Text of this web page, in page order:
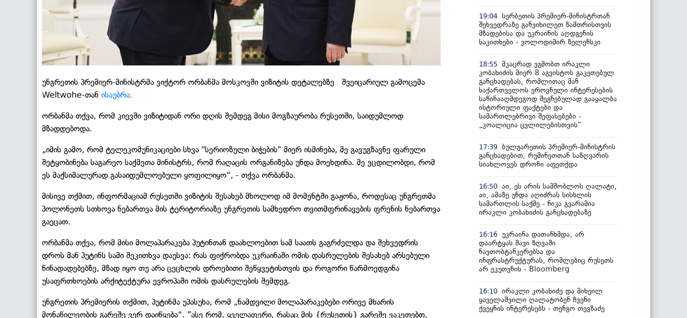
უნგრეთის პრემიერ-მინისტრმა ვიქტორ ორბანმა მოსკოვში ვიზიტის დეტალებზე შვეიცარიულ გამოცემა
Weltwohe-თან ისაუბრა.
ორბანმა თქვა, რომ კიევში ვიზიტიდან ორი დღის შემდეგ მისი მოგზაურობა რუსეთში, საიდუმლოდ
მზადდებოდა.
„იმის გამო, რომ ტელეკომუნიკაციები სხვა "სერიოზული ბიჭების" მიერ ისმინება, მე გავუგზავნე ფარული
შეტყობინება საგარეო საქმეთა მინისტრს, რომ რაღაცის ორგანიზება უნდა მოეხდინა. მე ვცდილობდი, რომ
ეს მაქსიმალურად გასაიდუმლოებული ყოფილიყო“, - თქვა ორბანმა.
მისივე თქმით, ინფორმაციამ რუსეთში ვიზიტის შესახებ მხოლოდ იმ მომენტში გაჟონა, როდესაც უნგრეთმა
პოლონეთს სთხოვა ნებართვა მის ტერიტორიაზე უნგრეთის სამხედრო თვითმფრინავების ფრენის ნებართვა
გაეცათ.
ორბანმა თქვა, რომ მისი მოლაპარაკება პუტინთან დაახლოებით სამ საათს გაგრძელდა და შეხვედრის
დროს მან პუტინს სამი შეკითხვა დაუსვა: რას ფიქრობდა უკრაინაში ომის დასრულების შესახებ არსებული
წინადადებებზე, მზად იყო თუ არა ცეცხლის დროებითი შეწყვეტისთვის და როგორი წარმოედგინა
უსაფრთხოების არქიტექტურა ევროპაში ომის დასრულების შემდეგ.
უნგრეთის პრემიერის თქმით, პუტინმა უპასუხა, რომ „ნამდვილი მოლაპარაკებები ორივე მხარის
მონაწილეობის გარეშე ვერ დაიწყება“. ”ასე რომ, ყველაფერი, რასაც მის {რუსეთის} გარეშე ვაკეთებთ,
19:04 სერბეთის პრემიერ-მინისტრთან
შეხვედრაზე განვიხილეთ ზამთრისთვის
მზადებისა და უკრაინის აღდგენის
საკითხები - ვოლოდიმირ ზელენსკი
18:55 მკაცრად ვგმობთ ირაკლი
კობახიძის მიერ 8 აგვისტოს გაკეთებულ
განცხადებას, რომლითაც მან
საქართველოს ეროვნული ინტერესების
საწინააღმდეგოდ შეგნებულად გააყალბა
ისტორიული ფაქტები და
სამართლებრივი შეფასებები -
„კოალიცია ცვლილებისთვის“
17:39 ბულგარეთის პრემიერ-მინისტრის
განცხადებით, რუმინეთთან საზღვარის
სიახლოვეს დრონი აფეთქდა
16:50 აი, ეს არის სამშობლოს ღალატი,
აი, ამაზე უნდა აღიძრას სისხლის
სამართლის საქმე - ნიკა გვარამია
ირაკლი კობახიძის განცხადებაზე
16:16 უკრაინა დათანხმდა, არ
დაარტყას შავი ზღვაში
ნავთობტანკერებსა და
ინფრასტრუქტურას, რომლებიც რუსეთს
არ ეკუთვნის - Bloomberg
16:10 ირაკლი კობახიძე და მიხეილ
ყაველაშვილი ღალატობენ ჩვენი
ქვეყნის ინტერესებს - თენგო თევზაძე